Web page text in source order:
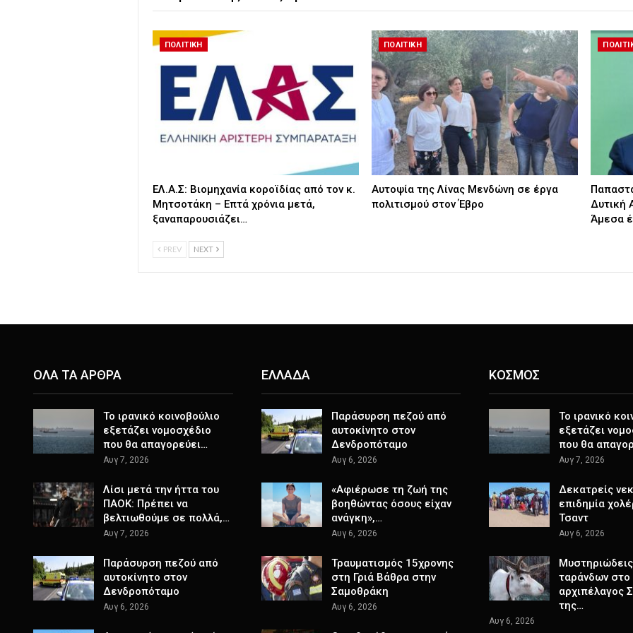
ΠΟΛΙΤΙΚΗ
ΕΛ.Α.Σ: Βιομηχανία κοροϊδίας από τον κ.
Μητσοτάκη – Επτά χρόνια μετά,
ξαναπαρουσιάζει…
ΠΟΛΙΤΙΚΗ
Αυτοψία της Λίνας Μενδώνη σε έργα
πολιτισμού στον Έβρο
Δυτική
Άμεσα
PREV NEXT
ΟΛΑ ΤΑ ΑΡΘΡΑ
Το ιρανικό κοινοβούλιο
εξετάζει νομοσχέδιο
που θα απαγορεύει…
Αυγ 7, 2026
Λίσι μετά την ήττα του
ΠΑΟΚ: Πρέπει να
βελτιωθούμε σε πολλά,…
Αυγ 7, 2026
Παράσυρση πεζού από
αυτοκίνητο στον
Δενδροπόταμο
Αυγ 6, 2026
ΕΛΛΑΔΑ
Παράσυρση πεζού από
αυτοκίνητο στον
Δενδροπόταμο
Αυγ 6, 2026
«Αφιέρωσε τη ζωή της
βοηθώντας όσους είχαν
ανάγκη»,…
Αυγ 6, 2026
Τραυματισμός 15χρονης
στη Γριά Βάθρα στην
Σαμοθράκη
Αυγ 6, 2026
ΚΟΣΜΟΣ
Το ιρανικό
εξετάζει
που θα
Αυγ 7, 2026
Δεκατρείς
επιδημία
Τσαντ
Αυγ 6, 2026
ταράνδων στο
αρχιπέλαγος
της…
Αυγ 6, 2026